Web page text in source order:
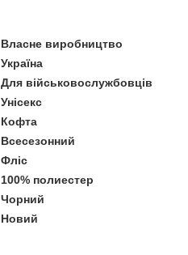
Власне виробництво
Україна
Для військовослужбовців
Унісекс
Кофта
Всесезонний
Фліс
100% полиестер
Чорний
Новий